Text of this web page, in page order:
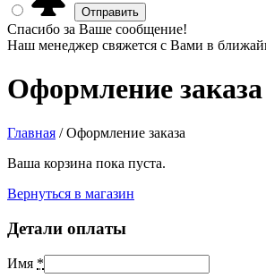
Спасибо за Ваше сообщение!
Наш менеджер свяжется с Вами в
Оформление заказа
Главная /Оформление заказа
Ваша корзина пока пуста.
Вернуться в магазин
Детали оплаты
Имя *